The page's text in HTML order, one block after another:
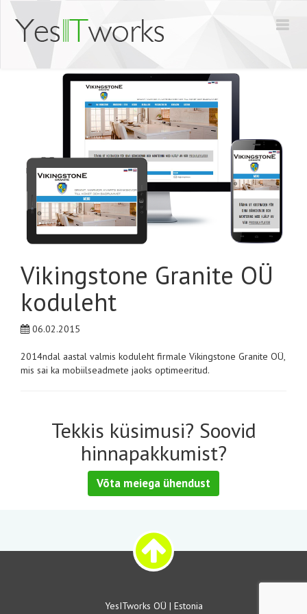
Vikingstone Granite OÜ
koduleht
06.02.2015
2014ndal aastal valmis koduleht firmale Vikingstone Granite OÜ,
mis sai ka mobiilseadmete jaoks optimeeritud.
Tekkis küsimusi? Soovid
hinnapakkumist?
Võta meiega ühendust
YesITworks OÜ | Estonia